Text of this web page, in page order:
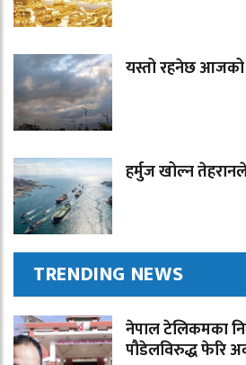
यस्तो रहनेछ
हर्मुज खोल्न
TRENDING NEWS
नेपाल टेलिकमका
पौडेलविरुद्ध फेरि